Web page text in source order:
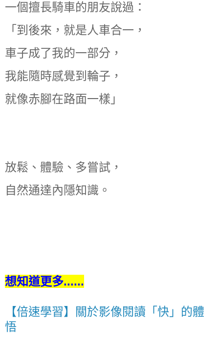
一個擅長騎車的朋友說過：
「到後來，就是人車合一，
車子成了我的一部分，
我能隨時感覺到輪子，
就像赤腳在路面一樣」
放鬆、體驗、多嘗試，
自然通達內隱知識。
想知道更多......
【倍速學習】關於影像閱讀「快」的體
悟